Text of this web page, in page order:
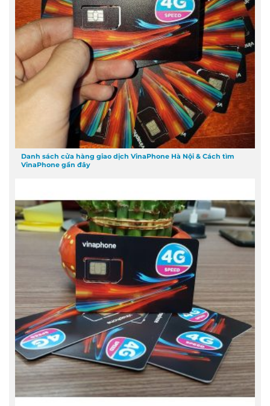
Danh sách cửa hàng giao dịch VinaPhone Hà Nội & Cách tìm
VinaPhone gần đây